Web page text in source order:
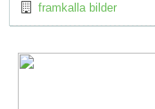
framkalla bilder